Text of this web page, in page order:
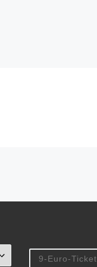
9-Euro-Ticket